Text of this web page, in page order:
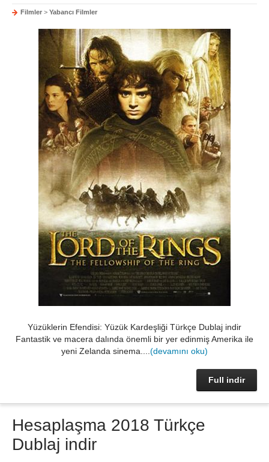
Filmler > Yabancı Filmler
Yüzüklerin Efendisi: Yüzük Kardeşliği Türkçe Dublaj indir
Fantastik ve macera dalında önemli bir yer edinmiş Amerika ile
yeni Zelanda sinema.... (devamını oku)
Full indir
Hesaplaşma 2018 Türkçe
Dublaj indir